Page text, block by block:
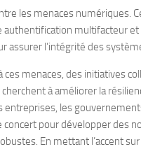
les menaces numériques.
authentification multifacteur
assurer l’intégrité des
ces menaces, des initiatives
à améliorer la
entreprises, les
concert pour développer des
En mettant l’accent